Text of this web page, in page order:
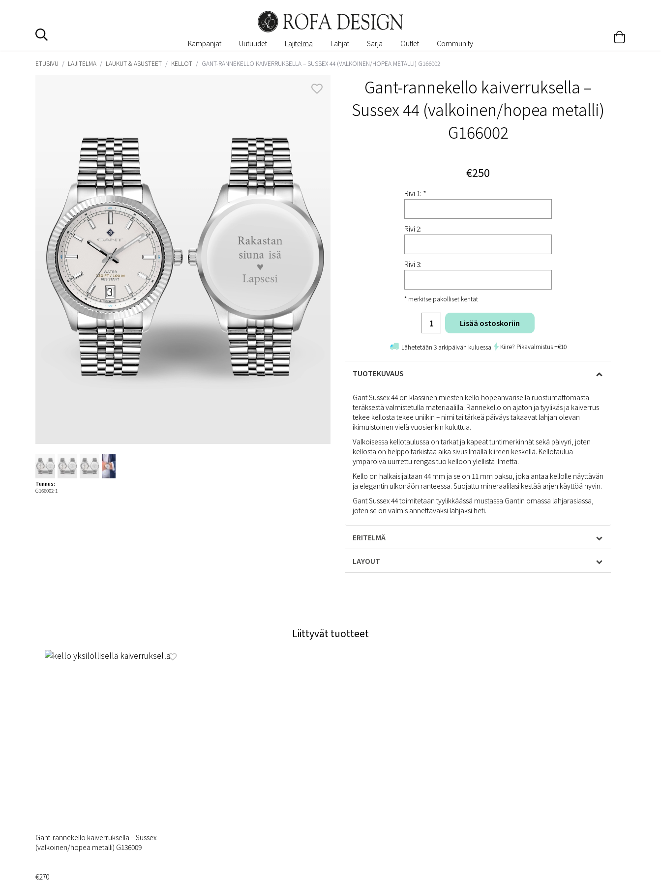
Kampanjat Uutuudet Lajitelma Lahjat Sarja Outlet Community
ETUSIVU / LAJITELMA / LAUKUT & ASUSTEET / KELLOT / GANT-RANNEKELLO KAIVERRUKSELLA – SUSSEX 44 (VALKOINEN/HOPEA METALLI) G166002
Gant-rannekello kaiverruksella –
Sussex 44 (valkoinen/hopea metalli)
G166002
€250
Rivi 1: *
Rivi 2:
Rivi 3:
* merkitse pakolliset kentät
Lisää ostoskoriin
Lähetetään 3 arkipäivän kuluessa Kiire? Pikavalmistus +€10
TUOTEKUVAUS
Gant Sussex 44 on klassinen miesten kello hopeanvärisellä ruostumattomasta
teräksestä valmistetulla materiaalilla. Rannekello on ajaton ja tyylikäs ja kaiverrus
tekee kellosta tekee uniikin – nimi tai tärkeä päiväys takaavat lahjan olevan
ikimuistoinen vielä vuosienkin kuluttua.
Valkoisessa kellotaulussa on tarkat ja kapeat tuntimerkinnät sekä päivyri, joten
kellosta on helppo tarkistaa aika sivusilmällä kiireen keskellä. Kellotaulua
ympäröivä uurrettu rengas tuo kelloon ylellistä ilmettä.
Kello on halkaisijaltaan 44 mm ja se on 11 mm paksu, joka antaa kellolle näyttävän
ja elegantin ulkonäön ranteessa. Suojattu mineraalilasi kestää arjen käyttöä hyvin.
Gant Sussex 44 toimitetaan tyylikkäässä mustassa Gantin omassa lahjarasiassa,
joten se on valmis annettavaksi lahjaksi heti.
ERITELMÄ
LAYOUT
Tunnus:
G166002-1
Liittyvät tuotteet
Gant-rannekello kaiverruksella – Sussex
(valkoinen/hopea metalli) G136009
€270